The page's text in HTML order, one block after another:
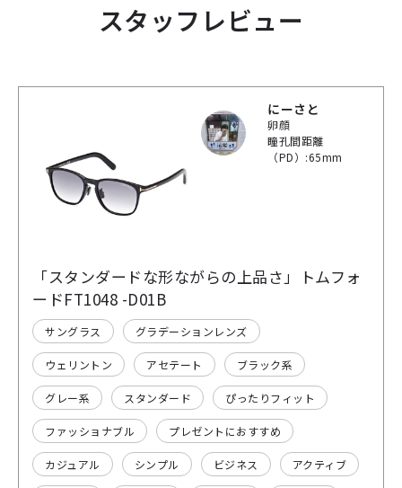
スタッフレビュー
にーさと
卵顔
瞳孔間距離
（PD）:65mm
「スタンダードな形ながらの上品さ」トムフォ
ードFT1048 -D01B
サングラス グラデーションレンズ
ウェリントン アセテート ブラック系
グレー系 スタンダード ぴったりフィット
ファッショナブル プレゼントにおすすめ
カジュアル シンプル ビジネス アクティブ